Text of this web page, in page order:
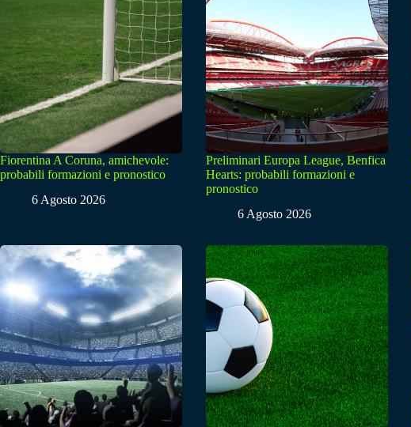
Fiorentina A Coruna, amichevole:
probabili formazioni e pronostico
6 Agosto 2026
Preliminari Europa League, Benfica
Hearts: probabili formazioni e
pronostico
6 Agosto 2026